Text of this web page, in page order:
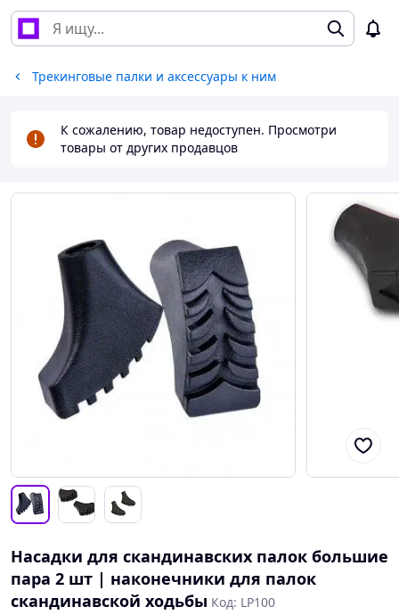
Трекинговые палки и аксессуары к ним
К сожалению, товар недоступен. Просмотри
товары от других продавцов
Насадки для скандинавских палок большие
пара 2 шт | наконечники для палок
скандинавской ходьбы Код: LP100